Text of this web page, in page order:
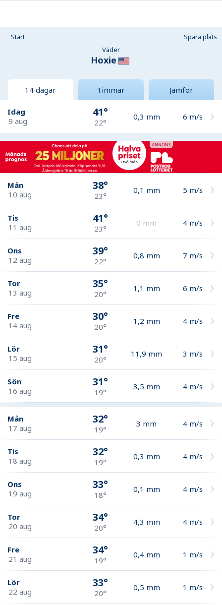
Start
Spara plats
Väder
Hoxie
14 dagar Timmar Jämför
Idag
9 aug
41°
22°
0,3 mm 6 m/s
Mån
10 aug
38°
23°
0,1 mm 5 m/s
Tis
11 aug
41°
23°
0 mm 4 m/s
Ons
12 aug
39°
22°
0,8 mm 7 m/s
Tor
13 aug
35°
20°
1,1 mm 6 m/s
Fre
14 aug
30°
20°
1,2 mm 4 m/s
Lör
15 aug
31°
20°
11,9 mm 3 m/s
Sön
16 aug
31°
19°
3,5 mm 4 m/s
Mån
17 aug
32°
19°
3 mm 4 m/s
Tis
18 aug
32°
19°
0,3 mm 4 m/s
Ons
19 aug
33°
18°
0,1 mm 4 m/s
Tor
20 aug
34°
20°
4,3 mm 4 m/s
Fre
21 aug
34°
19°
0,4 mm 1 m/s
Lör
22 aug
33°
20°
0,5 mm 1 m/s